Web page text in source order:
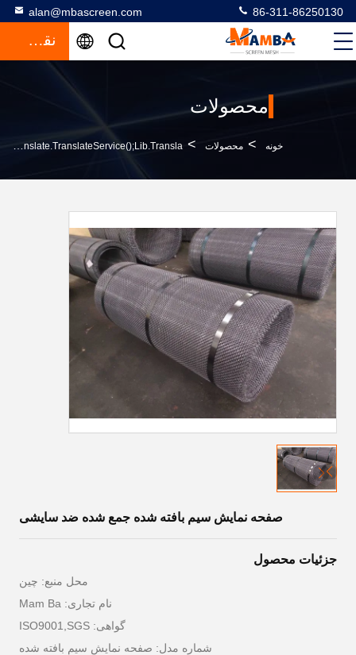
alan@mbascreen.com 86-311-86250130
نقل قول
محصولات
خونه > محصولات >
Quarry Screen Meshfunction GtElInit() {var Lib = New Google.translate.TranslateService();lib.transla
صفحه نمایش سیم بافته شده جمع شده ضد سایشی
جزئیات محصول
محل منبع: چین
نام تجاری: Mam Ba
گواهی: ISO9001,SGS
شماره مدل: صفحه نمایش سیم بافته شده